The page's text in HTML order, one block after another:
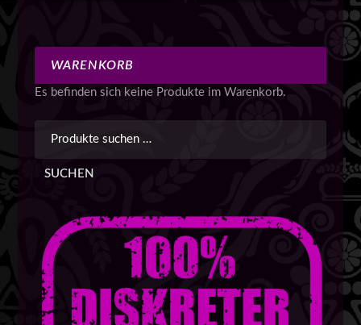
WARENKORB
Es befinden sich keine Produkte im Warenkorb.
SUCHEN